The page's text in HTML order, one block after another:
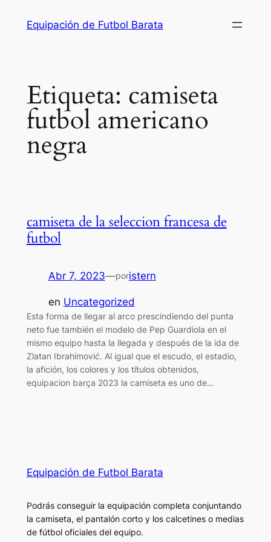
Equipación de Futbol Barata
Etiqueta: camiseta
futbol americano
negra
camiseta de la seleccion francesa de
futbol
Abr 7, 2023—poristern
en Uncategorized
Esta forma de llegar al arco prescindiendo del punta
neto fue también el modelo de Pep Guardiola en el
mismo equipo hasta la llegada y después de la ida de
Zlatan Ibrahimović. Al igual que el escudo, el estadio,
la afición, los colores y los títulos obtenidos,
equipacion barça 2023 la camiseta es uno de…
Equipación de Futbol Barata
Podrás conseguir la equipación completa conjuntando
la camiseta, el pantalón corto y los calcetines o medias
de fútbol oficiales del equipo.